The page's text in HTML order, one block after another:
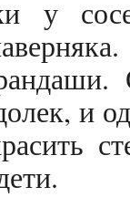
у
и